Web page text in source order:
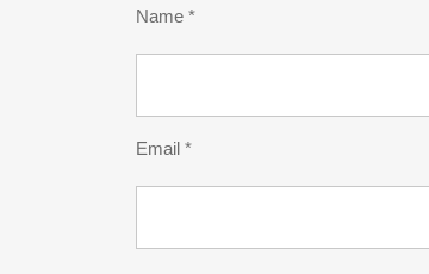
Name *
Email *